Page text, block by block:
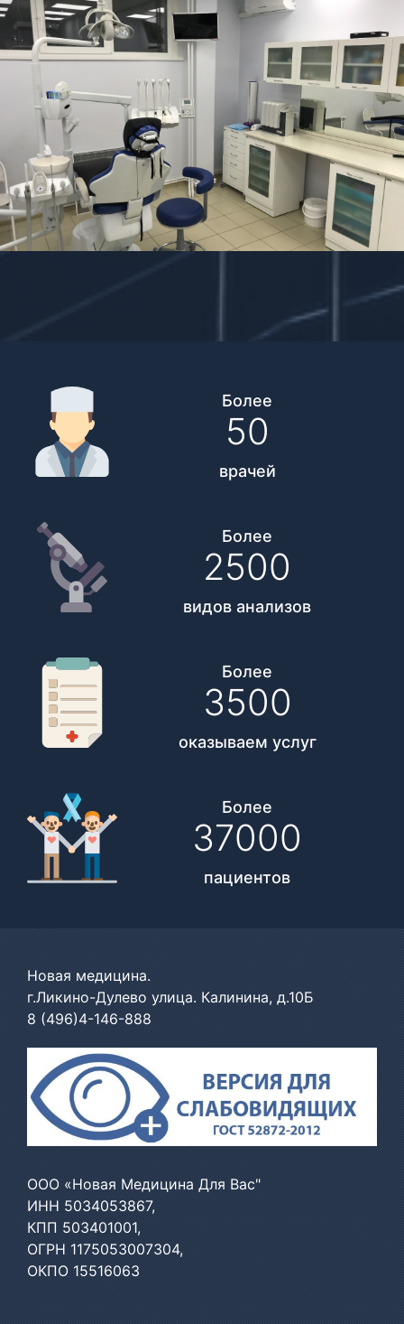
Более
50
врачей
Более
2500
видов анализов
Более
3500
оказываем услуг
Более
37000
пациентов
Новая медицина.
г.Ликино-Дулево улица. Калинина, д.10Б
8 (496)4-146-888
ООО «Новая Медицина Для Вас"
ИНН 5034053867,
КПП 503401001,
ОГРН 1175053007304,
ОКПО 15516063